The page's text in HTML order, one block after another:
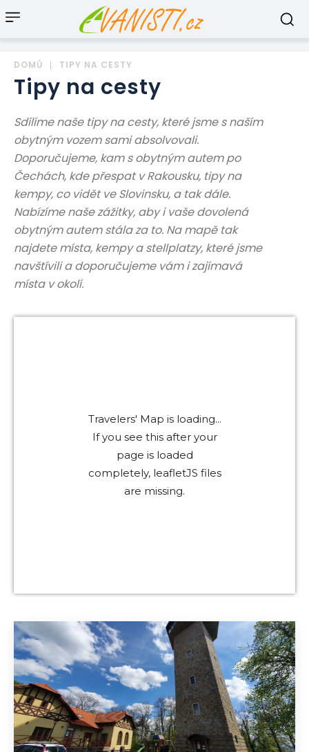
DOMŮ TIPY NA CESTY
Tipy na cesty
Sdílíme naše tipy na cesty, které jsme s naším
obytným vozem sami absolvovali.
Doporučujeme, kam s obytným autem po
Čechách, kde přespat v Rakousku, tipy na
kempy, co vidět ve Slovinsku, a tak dále.
Nabízíme naše zážitky, aby i vaše dovolená
obytným autem stála za to. Na mapě tak
najdete místa, kempy a stellplatzy, které jsme
navštívili a doporučujeme vám i zajímavá
místa v okolí.
Travelers' Map is loading...
If you see this after your
page is loaded
completely, leafletJS files
are missing.